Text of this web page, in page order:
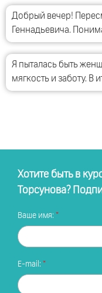
Добрый вечер!
Геннадьевича.
Я пыталась быть
мягкость и заботу. В
Хотите быть в
Торсунова?
Ваше имя:
E-mail: